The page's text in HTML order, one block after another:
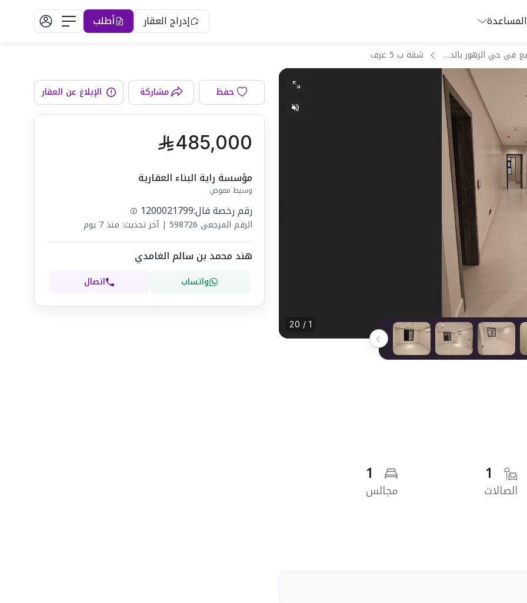
المساعدة إدراج العقار أطلب
شقق للبيع في حي الزهور بالدمام شقة ب 5 غرف
دورات المياه
1 / 20
1
الصالات
1
مجالس
حفظ مشاركة الإبلاغ عن العقار
485,000
مؤسسة راية البناء العقارية
وسيط مفوض
رقم رخصة فال:1200021799
الرقم المرجعي 598726
|آخر تحديث: منذ 7 يوم
هند محمد بن سالم الغامدي
واتساب اتصال